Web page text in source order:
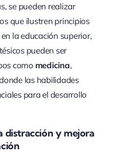
se pueden realizar
que ilustren principios
la educación superior,
pueden ser
como medicina,
las habilidades
para el desarrollo
distracción y mejora